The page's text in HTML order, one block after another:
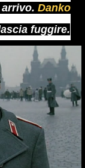
Danko
fuggire.